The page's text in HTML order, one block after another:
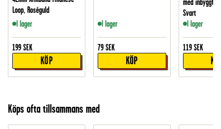
Loop, Roséguld
I lager
199 SEK
KÖP
I lager
79 SEK
KÖP
med inbyggt
Svart
I lager
119 SEK
Köps ofta tillsammans med